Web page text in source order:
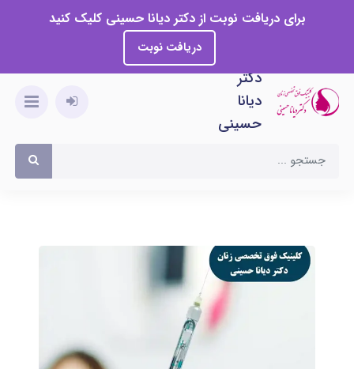
برای دریافت نوبت از دکتر دیانا حسینی کلیک کنید
دریافت نوبت
دکتر
دیانا
حسینی